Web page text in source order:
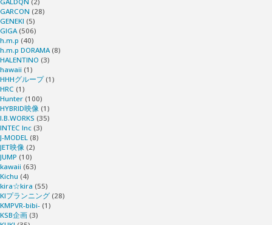
GARCON (28)
GENEKI (5)
GIGA(506)
h.m.p (40)
h.m.p DORAMA(8)
HALENTINO (3)
hawaii (1)
HHHグループ(1)
HRC (1)
Hunter (100)
HYBRID映像 (1)
I.B.WORKS (35)
INTEC Inc (3)
J-MODEL (8)
JET映像 (2)
JUMP (10)
kawaii (63)
Kichu (4)
kira☆kira (55)
KIプランニング (28)
KMPVR-bibi- (1)
KSB企画 (3)